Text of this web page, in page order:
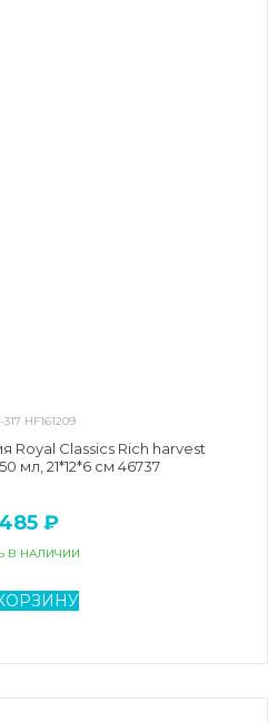
HF161209
Royal Classics Rich harvest
мл, 21*12*6 см 46737
485 ₽
В НАЛИЧИИ